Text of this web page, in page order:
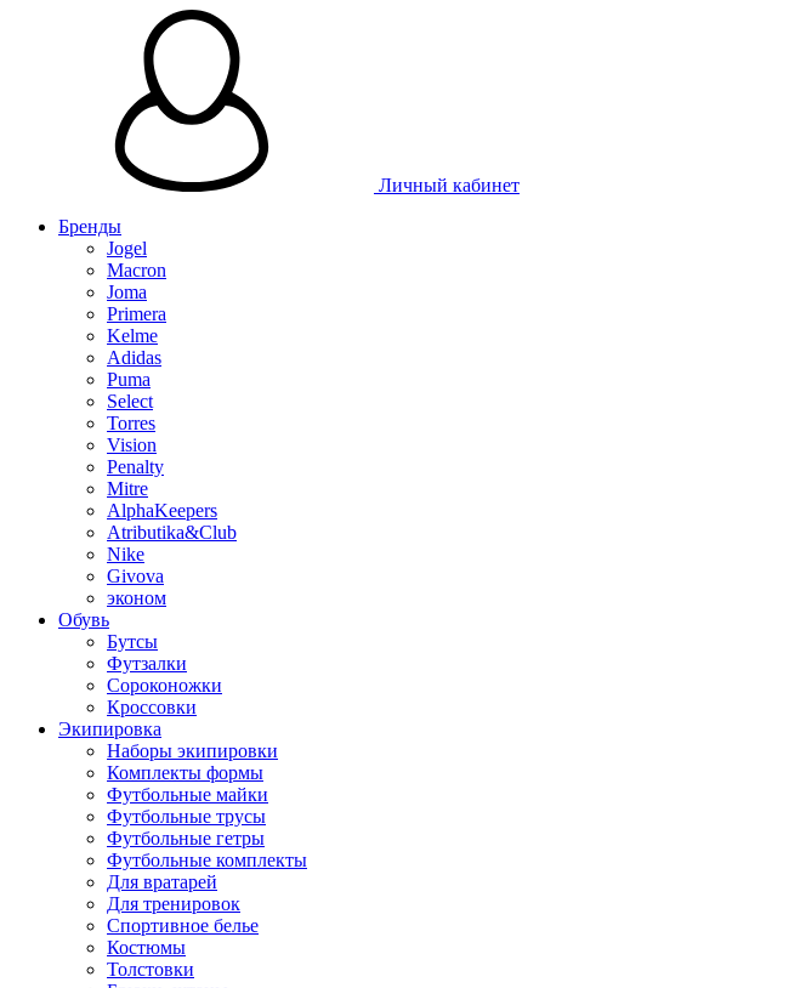
Личный кабинет
Бренды
Jogel
Macron
Joma
Primera
Kelme
Adidas
Puma
Select
Torres
Vision
Penalty
Mitre
AlphaKeepers
Atributika&Club
Nike
Givova
эконом
Обувь
Бутсы
Футзалки
Сороконожки
Кроссовки
Экипировка
Наборы экипировки
Комплекты формы
Футбольные майки
Футбольные трусы
Футбольные гетры
Футбольные комплекты
Для вратарей
Для тренировок
Спортивное белье
Костюмы
Толстовки